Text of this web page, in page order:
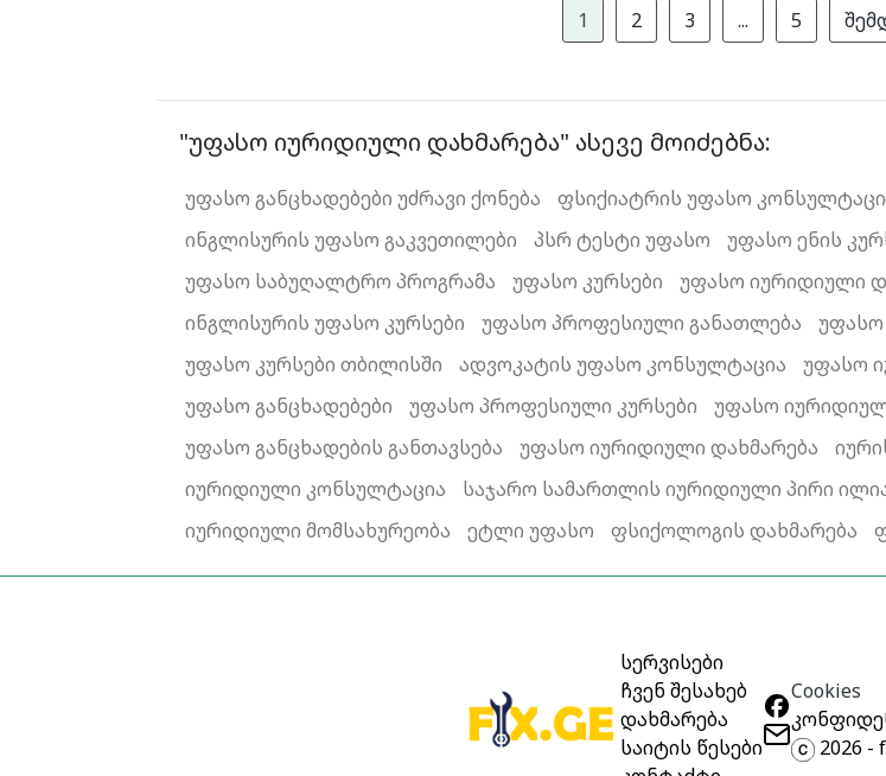
1 2 3 ... 5
"უფასო იურიდიული დახმარება" ასევე მოიძებნა:
უფასო განცხადებები უძრავი ქონება ფსიქიატრის უფასო
ინგლისურის უფასო გაკვეთილები
პსრ ტესტი უფასო უფასო ენის
უფასო საბუღალტრო პროგრამა
უფასო კურსები უფასო იურიდიული
ინგლისურის უფასო კურსები
უფასო პროფესიული განათლება უფასო
უფასო კურსები თბილისში
ადვოკატის უფასო კონსულტაცია უფასო
უფასო განცხადებები
უფასო პროფესიული კურსები უფასო
უფასო განცხადების განთავსება
უფასო იურიდიული დახმარება
იურიდიული კონსულტაცია
საჯარო სამართლის იურიდიული პირი
იურიდიული მომსახურეობა
ეტლი უფასო ფსიქოლოგის დახმარება
სერვისები
ჩვენ შესახებ
დახმარება
საიტის წესები
Cookies
2026 -